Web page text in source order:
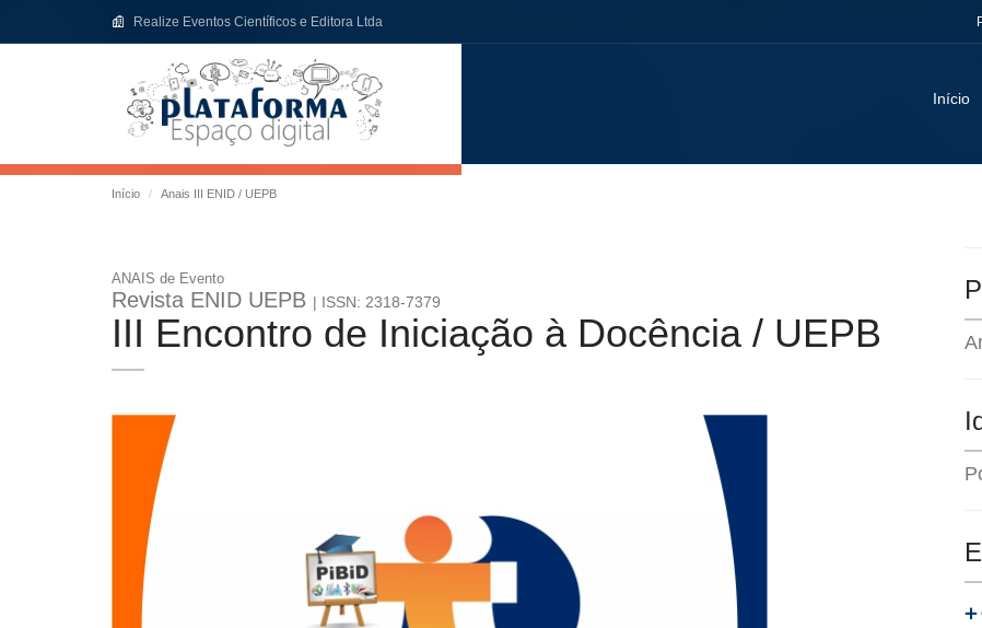
Realize Eventos Científicos e Editora Ltda
Início
Início Anais III ENID / UEPB
ANAIS de Evento
Revista ENID UEPB | ISSN: 2318-7379
III Encontro de Iniciação à Docência / UEPB